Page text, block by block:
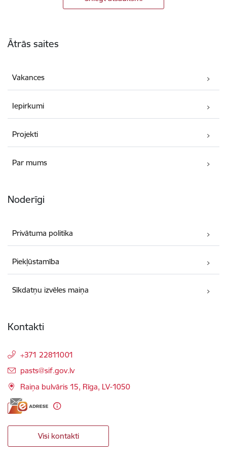
Ātrās saites
Vakances
Iepirkumi
Projekti
Par mums
Noderīgi
Privātuma politika
Piekļūstamība
Sīkdatņu izvēles maiņa
Kontakti
+371 22811001
E-pasts:
pasts@sif.gov.lv
Raiņa bulvāris 15, Rīga, LV-1050
Visi kontakti